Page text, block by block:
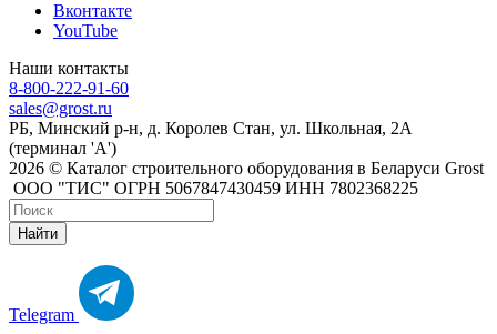
Вконтакте
YouTube
Наши контакты
8-800-222-91-60
sales@grost.ru
РБ, Минский р-н, д. Королев Стан, ул. Школьная, 2А
(терминал 'А')
2026 © Каталог строительного оборудования в Беларуси Grost
ООО "ТИС" ОГРН 5067847430459 ИНН 7802368225
Найти
Telegram